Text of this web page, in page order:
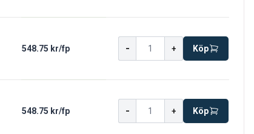
548.75 kr/fp - + Köp
548.75 kr/fp - + Köp